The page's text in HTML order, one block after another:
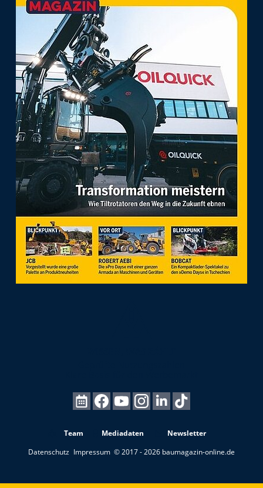
Team Mediadaten
Newsletter
Datenschutz Impressum © 2017 - 2026 baumagazin-online.de